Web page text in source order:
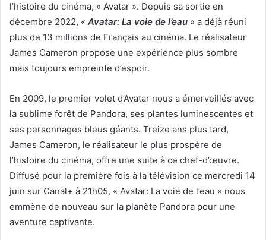
l’histoire du cinéma, « Avatar ». Depuis sa sortie en
décembre 2022, « Avatar: La voie de l’eau » a déjà réuni
plus de 13 millions de Français au cinéma. Le réalisateur
James Cameron propose une expérience plus sombre
mais toujours empreinte d’espoir.
En 2009, le premier volet d’Avatar nous a émerveillés avec
la sublime forêt de Pandora, ses plantes luminescentes et
ses personnages bleus géants. Treize ans plus tard,
James Cameron, le réalisateur le plus prospère de
l’histoire du cinéma, offre une suite à ce chef-d’œuvre.
Diffusé pour la première fois à la télévision ce mercredi 14
juin sur Canal+ à 21h05, « Avatar: La voie de l’eau » nous
emmène de nouveau sur la planète Pandora pour une
aventure captivante.